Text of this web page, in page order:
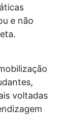
e não
voltadas